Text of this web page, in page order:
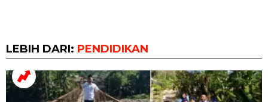
LEBIH DARI: PENDIDIKAN